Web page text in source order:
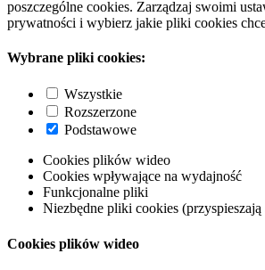
poszczególne cookies. Zarządzaj swoimi
prywatności i wybierz jakie pliki cookies
Wybrane pliki cookies:
Wszystkie
Rozszerzone
Podstawowe
Cookies plików wideo
Cookies wpływające na wydajność
Funkcjonalne pliki
Niezbędne pliki cookies (przyspieszają
Cookies plików wideo